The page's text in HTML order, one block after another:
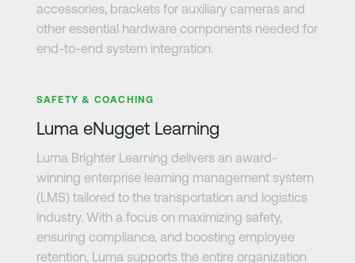
accessories, brackets for auxiliary cameras and
other essential hardware components needed for
end-to-end system integration.
SAFETY & COACHING
Luma eNugget Learning
Luma Brighter Learning delivers an award-
winning enterprise learning management system
(LMS) tailored to the transportation and logistics
industry. With a focus on maximizing safety,
ensuring compliance, and boosting employee
retention, Luma supports the entire organization